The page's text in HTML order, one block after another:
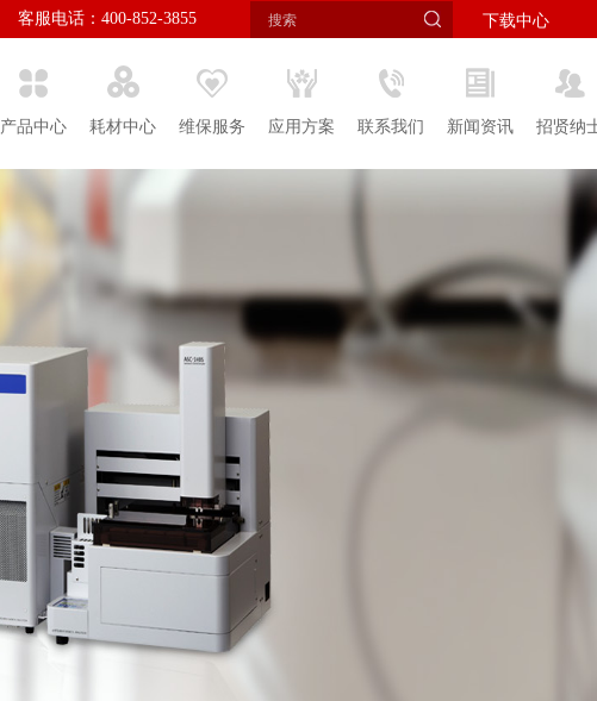
客服电话：400-852-3855 下载中心
产品中心 耗材中心 维保服务 应用方案 联系我们 新闻资讯 招贤纳